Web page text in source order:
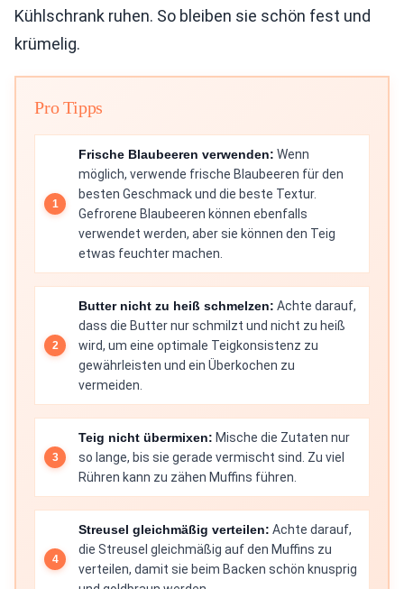
Kühlschrank ruhen. So bleiben sie schön fest und
krümelig.
Pro Tipps
Frische Blaubeeren verwenden: Wenn
möglich, verwende frische Blaubeeren für den
besten Geschmack und die beste Textur.
Gefrorene Blaubeeren können ebenfalls
verwendet werden, aber sie können den Teig
etwas feuchter machen.
Butter nicht zu heiß schmelzen: Achte darauf,
dass die Butter nur schmilzt und nicht zu heiß
wird, um eine optimale Teigkonsistenz zu
gewährleisten und ein Überkochen zu
vermeiden.
Teig nicht übermixen: Mische die Zutaten nur
so lange, bis sie gerade vermischt sind. Zu viel
Rühren kann zu zähen Muffins führen.
Streusel gleichmäßig verteilen: Achte darauf,
die Streusel gleichmäßig auf den Muffins zu
verteilen, damit sie beim Backen schön knusprig